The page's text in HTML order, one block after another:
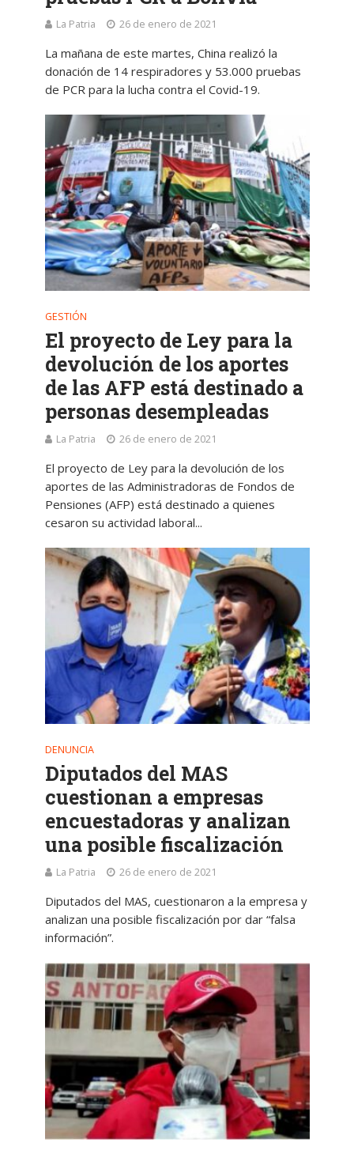
La Patria 26 de enero de 2021
La mañana de este martes, China realizó la
donación de 14 respiradores y 53.000 pruebas
de PCR para la lucha contra el Covid-19.
GESTIÓN
El proyecto de Ley para la
devolución de los aportes
de las AFP está destinado a
personas desempleadas
La Patria 26 de enero de 2021
El proyecto de Ley para la devolución de los
aportes de las Administradoras de Fondos de
Pensiones (AFP) está destinado a quienes
cesaron su actividad laboral...
DENUNCIA
Diputados del MAS
cuestionan a empresas
encuestadoras y analizan
una posible fiscalización
La Patria 26 de enero de 2021
Diputados del MAS, cuestionaron a la empresa y
analizan una posible fiscalización por dar “falsa
información”.